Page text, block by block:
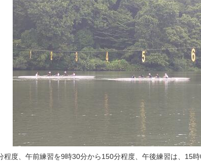
程度、午前練習を9時30分から150分程度、午後練習は、15